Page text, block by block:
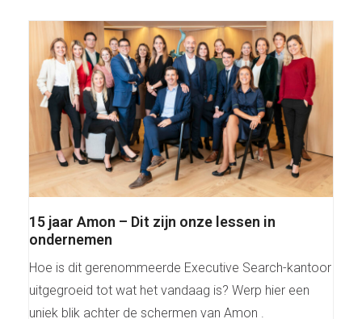
15 jaar Amon – Dit zijn onze lessen in
ondernemen
Hoe is dit gerenommeerde Executive Search-kantoor
uitgegroeid tot wat het vandaag is? Werp hier een
uniek blik achter de schermen van Amon .